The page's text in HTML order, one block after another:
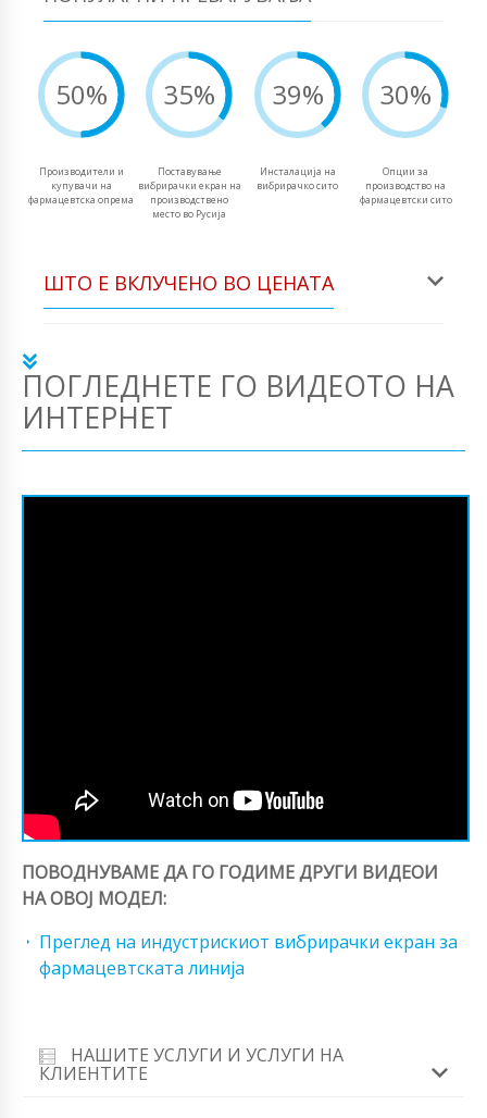
50%
Производители и
купувачи на
фармацевтска опрема
35%
Поставување
вибрирачки екран на
производствено
место во Русија
39%
Инсталација на
вибрирачко сито
30%
Опции за
производство на
фармацевтски сито
ШТО Е ВКЛУЧЕНО ВО ЦЕНАТА
ПОГЛЕДНЕТЕ ГО ВИДЕОТО НА
ИНТЕРНЕТ
ПОВОДНУВАМЕ ДА ГО ГОДИМЕ ДРУГИ ВИДЕОИ
НА ОВОЈ МОДЕЛ:
Преглед на индустрискиот вибрирачки екран за
фармацевтската линија
НАШИТЕ УСЛУГИ И УСЛУГИ НА
КЛИЕНТИТЕ